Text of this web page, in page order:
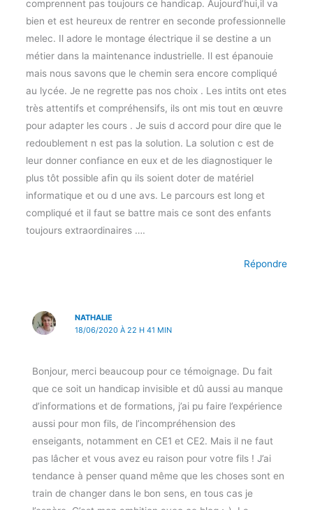
comprennent pas toujours ce handicap. Aujourd’hui,il va
bien et est heureux de rentrer en seconde professionnelle
melec. Il adore le montage électrique il se destine a un
métier dans la maintenance industrielle. Il est épanouie
mais nous savons que le chemin sera encore compliqué
au lycée. Je ne regrette pas nos choix . Les intits ont etes
très attentifs et compréhensifs, ils ont mis tout en œuvre
pour adapter les cours . Je suis d accord pour dire que le
redoublement n est pas la solution. La solution c est de
leur donner confiance en eux et de les diagnostiquer le
plus tôt possible afin qu ils soient doter de matériel
informatique et ou d une avs. Le parcours est long et
compliqué et il faut se battre mais ce sont des enfants
toujours extraordinaires ….
Répondre
NATHALIE
18/06/2020 À 22 H 41 MIN
Bonjour, merci beaucoup pour ce témoignage. Du fait
que ce soit un handicap invisible et dû aussi au manque
d’informations et de formations, j’ai pu faire l’expérience
aussi pour mon fils, de l’incompréhension des
enseigants, notamment en CE1 et CE2. Mais il ne faut
pas lâcher et vous avez eu raison pour votre fils ! J’ai
tendance à penser quand même que les choses sont en
train de changer dans le bon sens, en tous cas je